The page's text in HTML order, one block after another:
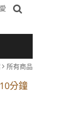
所有商品
停車
分鐘